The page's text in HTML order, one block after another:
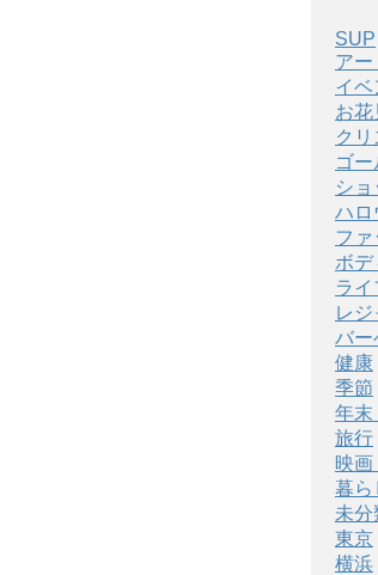
SUP
アー
イベ
お花
クリ
ゴ
シ
ハロ
ファ
ボデ
ライ
レジ
バー
健康
季節
年末
旅行
映画
暮ら
未分
東京
横浜